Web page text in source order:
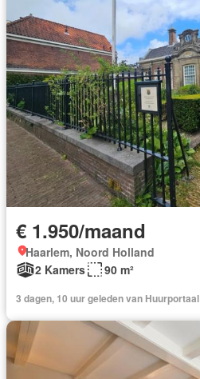
€ 1.950/maand
Haarlem, Noord Holland
2 Kamers
90 m²
3 dagen, 10 uur geleden van Huurportaal